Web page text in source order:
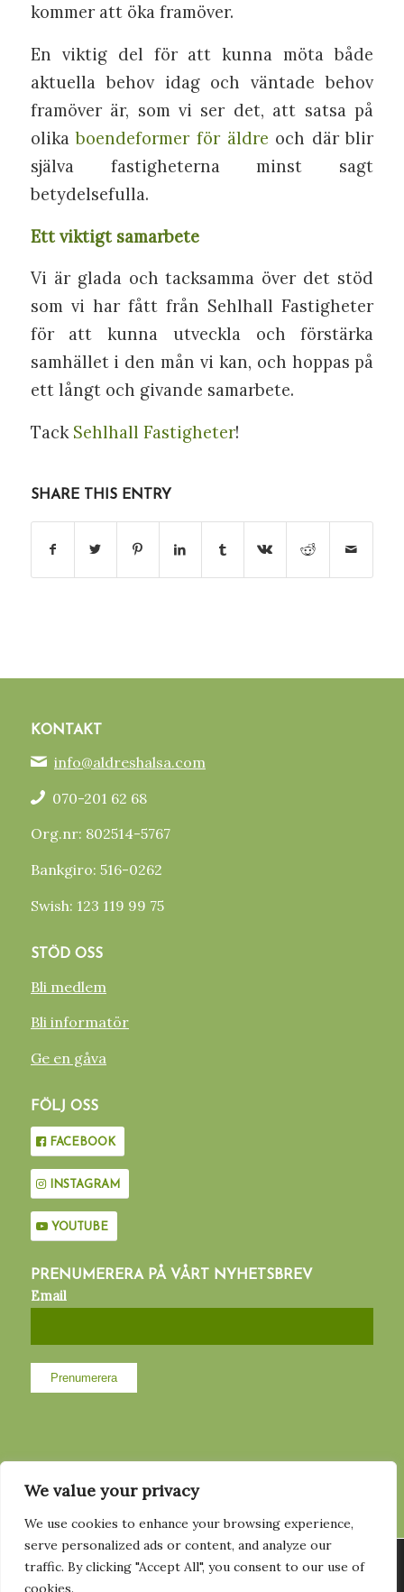
We value your privacy
We use cookies to enhance your browsing experience,
serve personalized ads or content, and analyze our
traffic. By clicking "Accept All", you consent to our use of
cookies.
kommer att öka framöver.
En viktig del för att kunna möta både
aktuella behov idag och väntade behov
framöver är, som vi ser det, att satsa på
olikaboendeformer för äldre och där blir
själva fastigheterna minst sagt
betydelsefulla.
Ett viktigt samarbete
Vi är glada och tacksamma över det stöd
som vi har fått från Sehlhall Fastigheter
för att kunna utveckla och förstärka
samhället i den mån vi kan, och hoppas på
ett långt och givande samarbete.
Tack Sehlhall Fastigheter!
SHARE THIS ENTRY
KONTAKT
info@aldreshalsa.com
070-201 62 68
Org.nr: 802514-5767
Bankgiro: 516-0262
Swish: 123 119 99 75
STÖD OSS
Bli medlem
Bli informatör
Ge en gåva
FÖLJ OSS
FACEBOOK
INSTAGRAM
YOUTUBE
PRENUMERERA PÅ VÅRT NYHETSBREV
Email
MED STÖD AV
Vi använder cookies för att ge dig den bästa upplevelsen på vår
hemsida. Du kan läsa mer om vilka cookies vi använder eller